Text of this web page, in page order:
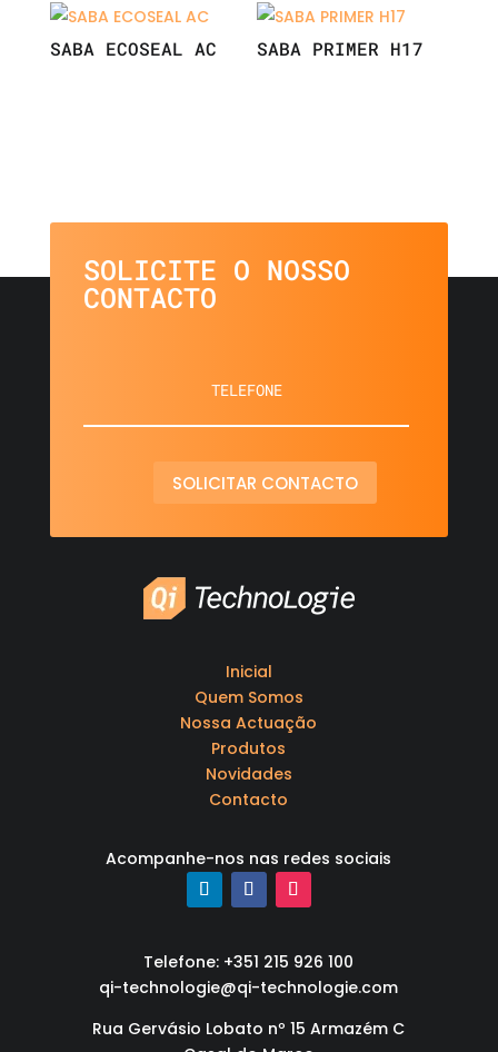
SABA ECOSEAL AC SABA PRIMER H17
SOLICITE O NOSSO
CONTACTO
SOLICITAR CONTACTO
Inicial
Quem Somos
Nossa Actuação
Produtos
Novidades
Contacto
Acompanhe-nos nas redes sociais
Telefone: +351 215 926 100
qi-technologie@qi-technologie.com
Rua Gervásio Lobato nº 15 Armazém C